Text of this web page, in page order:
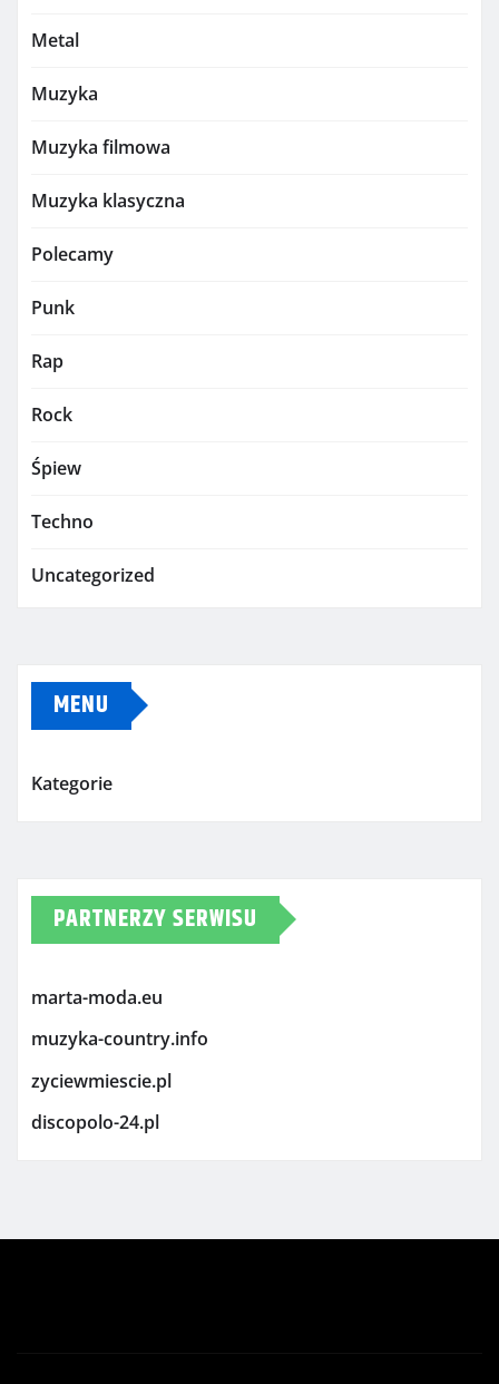
Metal
Muzyka
Muzyka filmowa
Muzyka klasyczna
Polecamy
Punk
Rap
Rock
Śpiew
Techno
Uncategorized
MENU
Kategorie
PARTNERZY SERWISU
marta-moda.eu
muzyka-country.info
zyciewmiescie.pl
discopolo-24.pl